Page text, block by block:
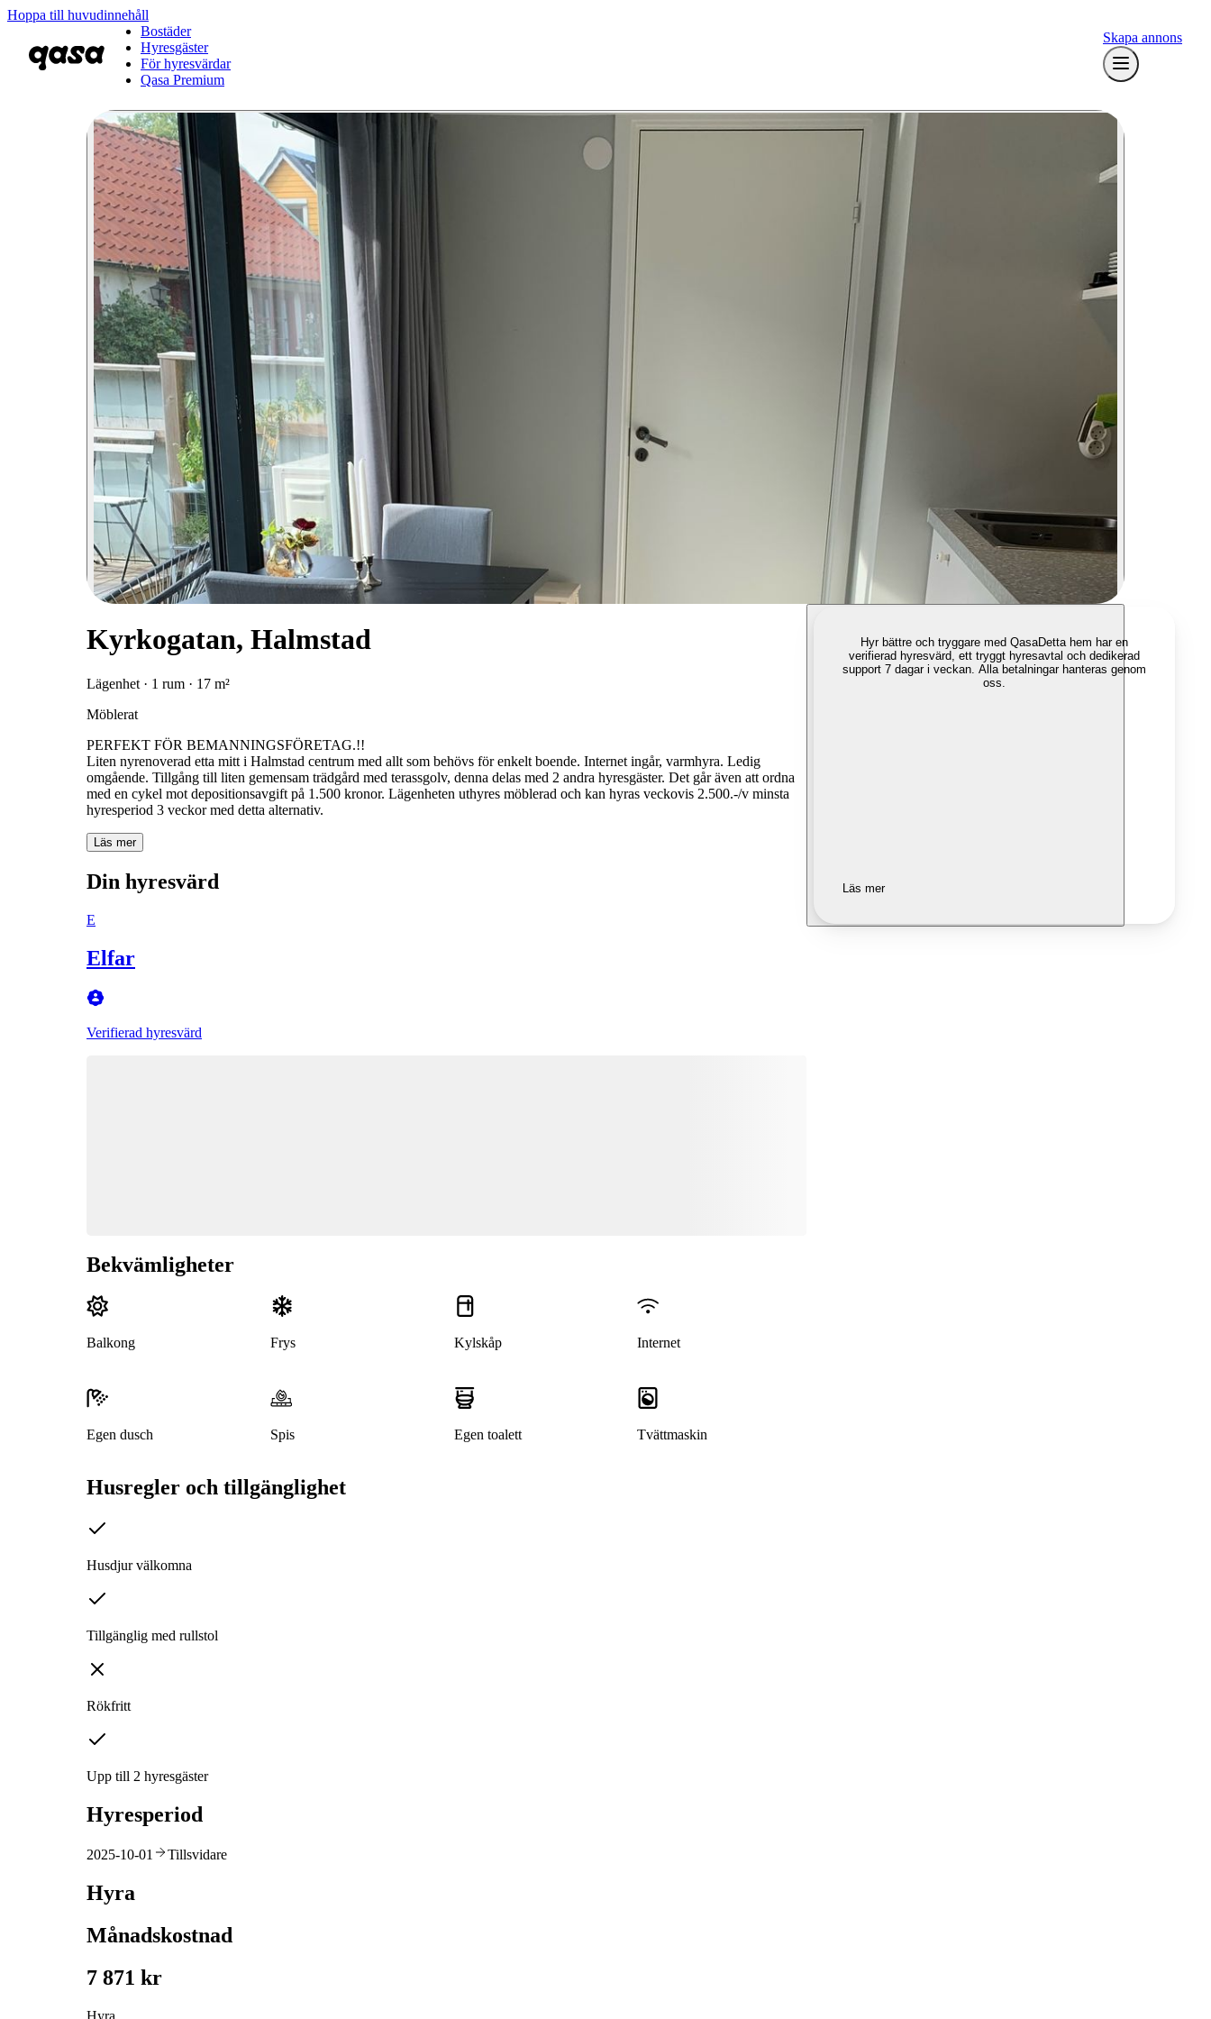
Hoppa till huvudinnehåll
Bostäder
Hyresgäster
För hyresvärdar
Qasa Premium
Skapa annons
Kyrkogatan, Halmstad
Lägenhet · 1 rum · 17 m²
Möblerat
PERFEKT FÖR BEMANNINGSFÖRETAG.!!
Liten nyrenoverad etta mitt i Halmstad centrum med allt som behövs för enkelt boende. Internet ingår, varmhyra. Ledig
omgående. Tillgång till liten gemensam trädgård med terassgolv, denna delas med 2 andra hyresgäster. Det går även att ordna
med en cykel mot depositionsavgift på 1.500 kronor. Lägenheten uthyres möblerad och kan hyras veckovis 2.500.-/v minsta
hyresperiod 3 veckor med detta alternativ.
Läs mer
Din hyresvärd
E
Elfar
Verifierad hyresvärd
Bekvämligheter
Balkong Frys Kylskåp Internet
Egen dusch Spis Egen toalett Tvättmaskin
Husregler och tillgänglighet
Husdjur välkomna
Tillgänglig med rullstol
Rökfritt
Upp till 2 hyresgäster
Hyresperiod
2025-10-01 Tillsvidare
Hyra
Månadskostnad
7 871 kr
Hyra
Hyr bättre och tryggare med QasaDetta hem har en
verifierad hyresvärd, ett tryggt hyresavtal och dedikerad
support 7 dagar i veckan. Alla betalningar hanteras genom
oss.
Läs mer